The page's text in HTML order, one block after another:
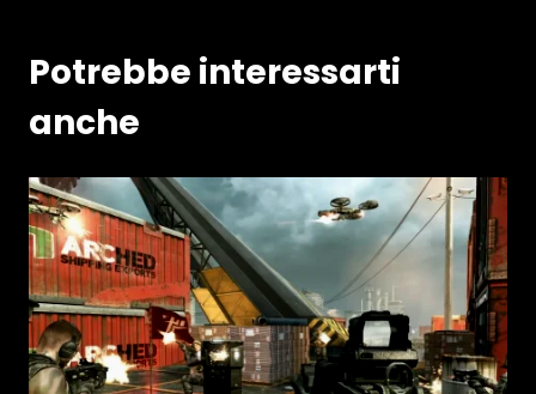
Potrebbe interessarti
anche